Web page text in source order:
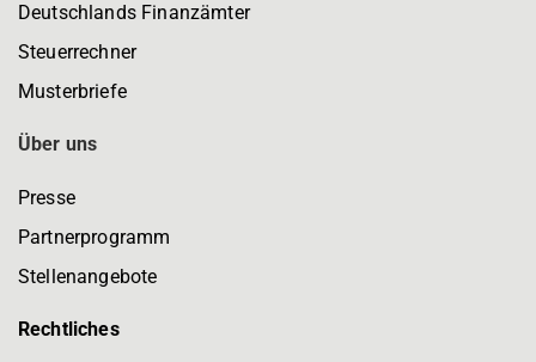
Deutschlands Finanzämter
Steuerrechner
Musterbriefe
Über uns
Presse
Partnerprogramm
Stellenangebote
Rechtliches